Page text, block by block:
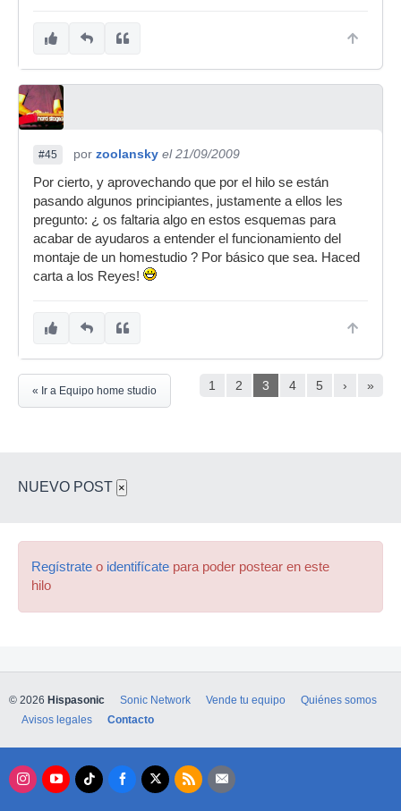
#45 por zoolansky el 21/09/2009
Por cierto, y aprovechando que por el hilo se están
pasando algunos principiantes, justamente a ellos les
pregunto: ¿ os faltaria algo en estos esquemas para
acabar de ayudaros a entender el funcionamiento del
montaje de un homestudio ? Por básico que sea. Haced
carta a los Reyes!
1 2 3 4 5 › »
« Ir a Equipo home studio
NUEVO POST ×
Regístrate o identifícate para poder postear en este
hilo
© 2026 Hispasonic Sonic Network Vende tu equipo
Quiénes somos
Avisos legales
Contacto